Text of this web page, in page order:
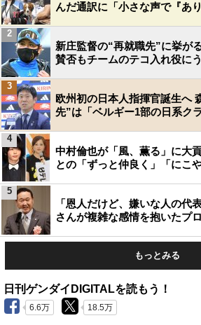
んだ通訳に「小さな声で『あ
新庄監督の“再就職先”に挙が
賛否もチームのテコ入れ役に
2
欧州初の日本人指揮官誕生へ
先”は「ベルギー1部の日系ク
3
中村倫也が「風、薫る」に大
との「ずっと仲良く」「にこ
4
「恩人だけど、嫌いな人の代
さんが複雑な感情を抱いたプ
5
もっとみる
日刊ゲンダイDIGITALを読もう！
6.6万 18.5万